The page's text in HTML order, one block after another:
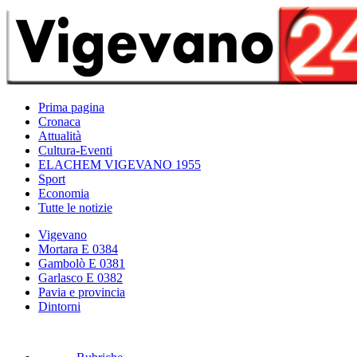
Prima pagina
Cronaca
Attualità
Cultura-Eventi
ELACHEM VIGEVANO 1955
Sport
Economia
Tutte le notizie
Vigevano
Mortara E 0384
Gambolò E 0381
Garlasco E 0382
Pavia e provincia
Dintorni